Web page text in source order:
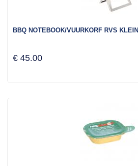
BBQ NOTEBOOK/VUURKORF RVS KLEIN
€ 45.00